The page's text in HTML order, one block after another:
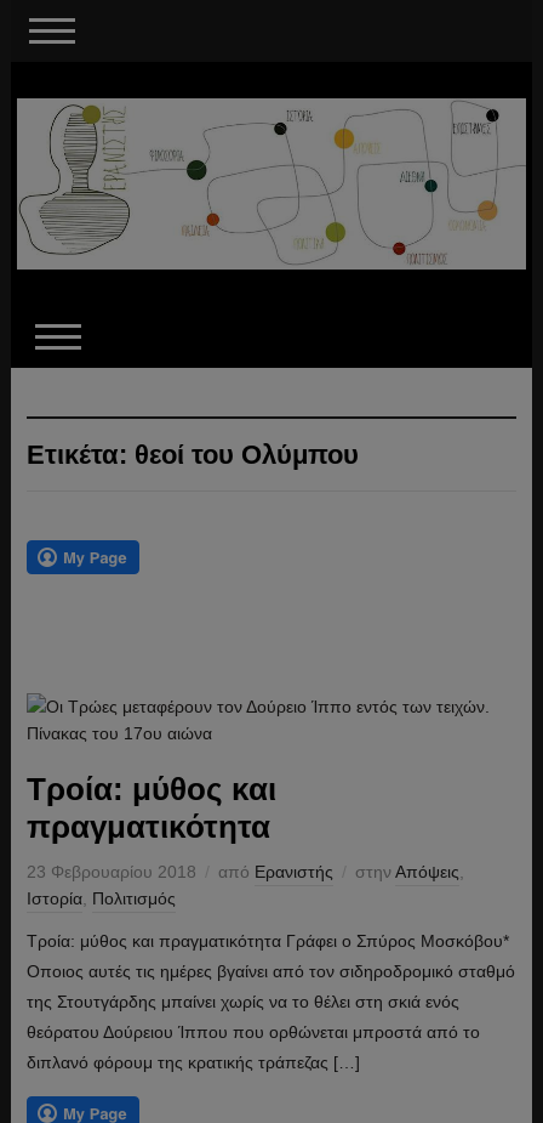
Ετικέτα: θεοί του Ολύμπου
Τροία: μύθος και
πραγματικότητα
23 Φεβρουαρίου 2018 από Ερανιστής στηνΑπόψεις
Ιστορία, Πολιτισμός
Τροία: μύθος και πραγματικότητα Γράφει ο Σπύρος Μοσκόβου*
Οποιος αυτές τις ημέρες βγαίνει από τον σιδηροδρομικό σταθμό
της Στουτγάρδης μπαίνει χωρίς να το θέλει στη σκιά ενός
θεόρατου Δούρειου Ίππου που ορθώνεται μπροστά από το
διπλανό φόρουμ της κρατικής τράπεζας […]